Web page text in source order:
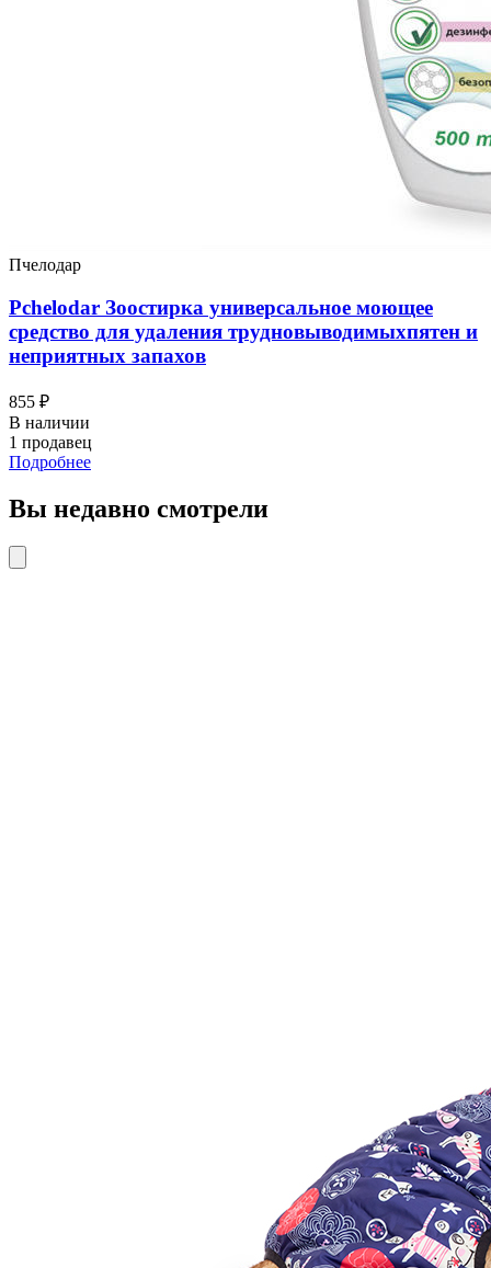
Пчелодар
Pchelodar Зоостирка универсальное моющее
средство для удаления трудновыводимыхпятен и
неприятных запахов
855 ₽
В наличии
1 продавец
Подробнее
Вы недавно смотрели